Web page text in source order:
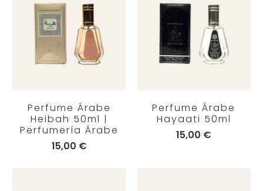
Perfume Árabe
Heibah 50ml |
Perfumería Árabe
15,00 €
Perfume Árabe
Hayaati 50ml
15,00 €